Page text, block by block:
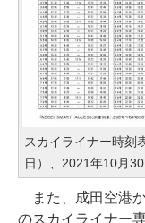
スカイライナー時刻
日）、2021年10月30
また、成田空港
のスカイライナー